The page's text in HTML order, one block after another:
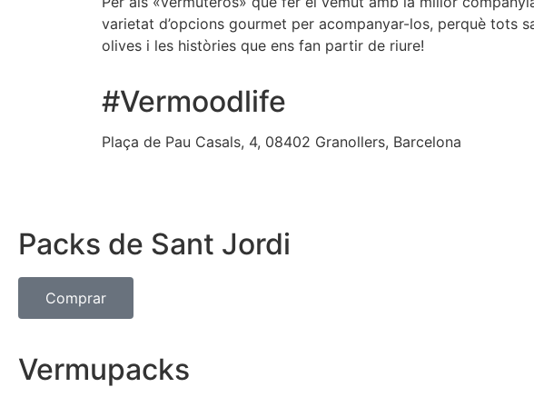
varietat d’opcions gourmet per acompanyar-los, perquè tots
olives i les històries que ens fan partir de riure!
#Vermoodlife
Plaça de Pau Casals, 4, 08402 Granollers, Barcelona
Packs de Sant Jordi
Comprar
Vermupacks